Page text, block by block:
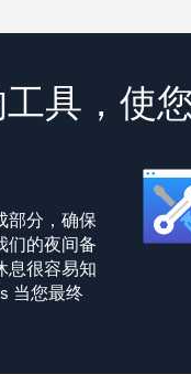
具，使
部分，确保
们的夜间备
息很容易知
当您最终